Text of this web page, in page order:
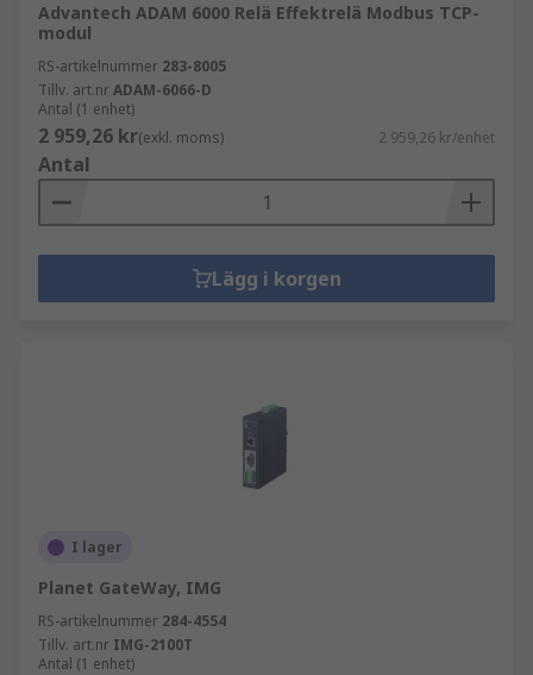
Advantech ADAM 6000 Relä Effektrelä Modbus TCP-
modul
RS-artikelnummer 283-8005
Tillv. art.nrADAM-6066-D
Antal (1 enhet)
2 959,26 kr(exkl. moms) 2 959,26 kr/enhet
Antal
Lägg i korgen
I lager
Planet GateWay, IMG
RS-artikelnummer 284-4554
Tillv. art.nr IMG-2100T
Antal (1 enhet)